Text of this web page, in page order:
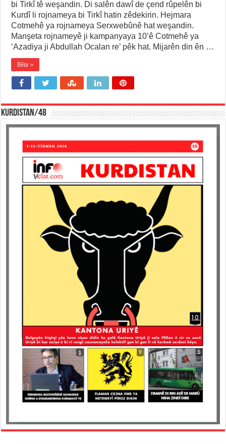
bi Tirkî tê weşandin. Di salên dawî de çend rûpelên bi
Kurdî li rojnameya bi Tirkî hatin zêdekirin. Hejmara
Cotmehê ya rojnameya Serxwebûnê hat weşandin.
Manşeta rojnameyê ji kampanyaya 10’ê Cotmehê ya
‘Azadiya ji Abdullah Ocalan re’ pêk hat. Mijarên din ên …
Bêtir »
KURDISTAN/48